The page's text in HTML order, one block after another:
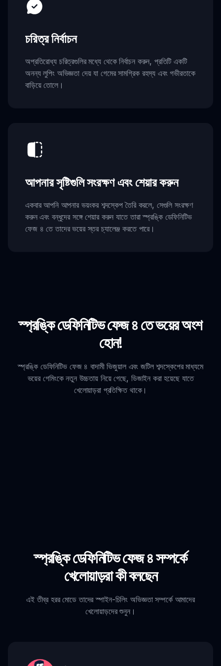
চরিত্র নির্বাচন
অপ্রতিরোধ্য চরিত্রগুলির মধ্যে থেকে নির্বাচন করুন, প্রতিটি একটি
অনন্য লুপিং অভিজ্ঞতা দেয় যা গেমের সামগ্রিক রহস্য এবং গভীরতাকে
বাড়িয়ে তোলে।
আপনার সৃষ্টিগুলি সংরক্ষণ এবং শেয়ার করুন
একবার আপনি আপনার ভয়ংকর শব্দস্কেপ তৈরি করলে, সেগুলি সংরক্ষণ
করুন এবং বন্ধুদের সঙ্গে শেয়ার করুন যাতে তারা স্প্রঙ্কি ডেফিনিটিভ
ফেজ ৪ তে তাদের ভয়ের স্তর চ্যালেঞ্জ করতে পারে।
স্প্রঙ্কি ডেফিনিটিভ ফেজ ৪ তে ভয়ের অংশ
হোন!
স্প্রঙ্কি ডেফিনিটিভ ফেজ ৪ বাদামী ভিজুয়াল এবং জটিল শব্দস্কেপের মাধ্যমে
ভয়ের গেমিংকে নতুন উচ্চতায় নিয়ে গেছে, ডিজাইন করা হয়েছে যাতে
খেলোয়াড়রা প্রতিক্ষিত থাকে।
স্প্রঙ্কি ডেফিনিটিভ ফেজ ৪ সম্পর্কে
খেলোয়াড়রা কী বলছেন
এই তীব্র হরর মোডে তাদের স্পাইন-চিলিং অভিজ্ঞতা সম্পর্কে আমাদের
খেলোয়াড়দের শুনুন।